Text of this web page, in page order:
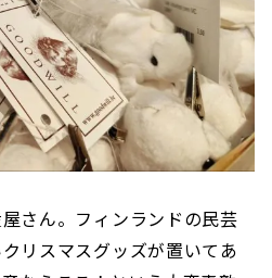
さん。フィンランドの民芸
リスマスグッズが置いてあ